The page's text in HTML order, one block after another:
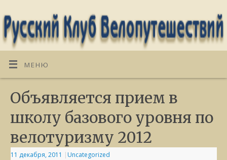
МЕНЮ
Объявляется прием в
школу базового уровня по
велотуризму 2012
11 декабря, 2011 | Uncategorized